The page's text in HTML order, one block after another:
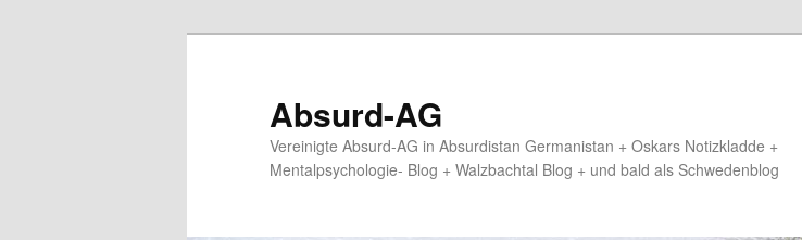
Absurd-AG
Vereinigte Absurd-AG in Absurdistan Germanistan + Oskars Notizkladde +
Mentalpsychologie- Blog + Walzbachtal Blog + und bald als Schwedenblog